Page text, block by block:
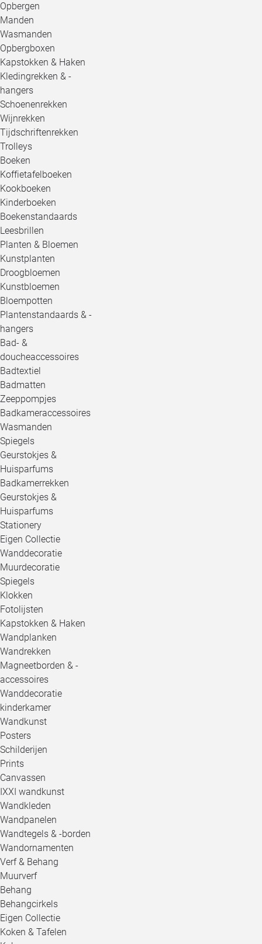
Opbergen
Manden
Wasmanden
Opbergboxen
Kapstokken & Haken
Kledingrekken & -
hangers
Schoenenrekken
Wijnrekken
Tijdschriftenrekken
Trolleys
Boeken
Koffietafelboeken
Kookboeken
Kinderboeken
Boekenstandaards
Leesbrillen
Planten & Bloemen
Kunstplanten
Droogbloemen
Kunstbloemen
Bloempotten
Plantenstandaards & -
hangers
Bad- &
doucheaccessoires
Badtextiel
Badmatten
Zeeppompjes
Badkameraccessoires
Wasmanden
Spiegels
Geurstokjes &
Huisparfums
Badkamerrekken
Geurstokjes &
Huisparfums
Stationery
Eigen Collectie
Wanddecoratie
Muurdecoratie
Spiegels
Klokken
Fotolijsten
Kapstokken & Haken
Wandplanken
Wandrekken
Magneetborden & -
accessoires
Wanddecoratie
kinderkamer
Wandkunst
Posters
Schilderijen
Prints
Canvassen
IXXI wandkunst
Wandkleden
Wandpanelen
Wandtegels & -borden
Wandornamenten
Verf & Behang
Muurverf
Behang
Behangcirkels
Eigen Collectie
Koken & Tafelen